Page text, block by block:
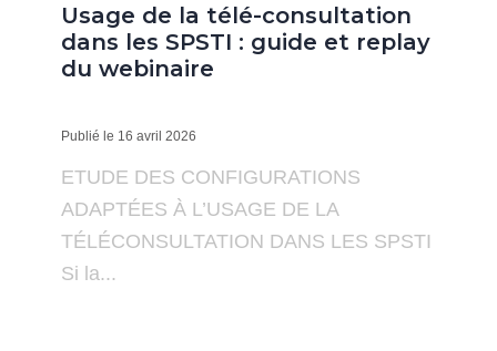
Usage de la télé-consultation
dans les SPSTI : guide et replay
du webinaire
Publié le 16 avril 2026
ETUDE DES CONFIGURATIONS
ADAPTÉES À L’USAGE DE LA
TÉLÉCONSULTATION DANS LES SPSTI
Si la...